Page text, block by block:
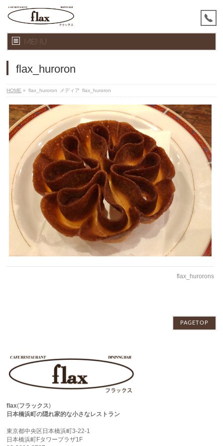
MENU
flax_huroron
HOME » flax_huroron メディア flax_huroron
flax_hurorons
PAGETOP
flax(フラックス)
日本橋浜町の隠れ家的な小さなレストラン
東京都中央区日本橋浜町3-22-1
日本橋浜町Fタワープラザ1F